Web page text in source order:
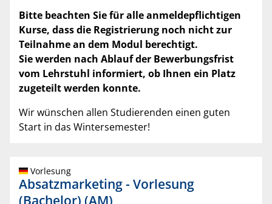
Bitte beachten Sie für alle anmeldepflichtigen
Kurse, dass die Registrierung noch nicht zur
Teilnahme an dem Modul berechtigt.
Sie werden nach Ablauf der Bewerbungsfrist
vom Lehrstuhl informiert, ob Ihnen ein Platz
zugeteilt werden konnte.
Wir wünschen allen Studierenden einen guten
Start in das Wintersemester!
Vorlesung
Absatzmarketing - Vorlesung
(Bachelor) (AM)